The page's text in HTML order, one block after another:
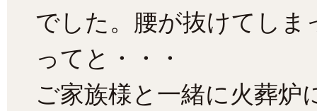
でした。腰が抜けてし
ってと・・・
ご家族様と一緒に火葬炉